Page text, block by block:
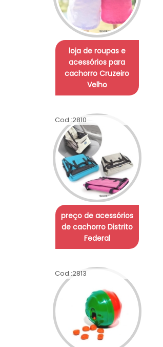
loja de roupas e
acessórios para
cachorro Cruzeiro
Velho
Cod.:2810
preço de acessórios
de cachorro Distrito
Federal
Cod.:2813